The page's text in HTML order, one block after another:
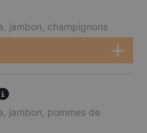
jambon, champignons
jambon, pommes de